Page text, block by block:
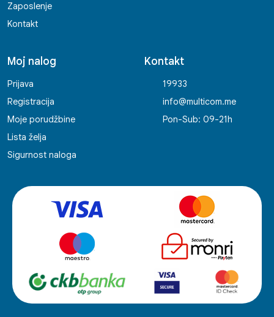
Zaposlenje
Kontakt
Moj nalog
Prijava
Registracija
Moje porudžbine
Lista želja
Sigurnost naloga
Kontakt
19933
info@multicom.me
Pon-Sub: 09-21h